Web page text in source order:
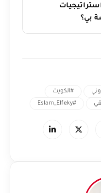
بي؟
#الكويت
#Eslam_Elfeky